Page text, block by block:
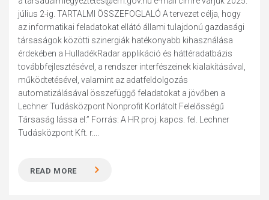
július 2-ig. TARTALMI ÖSSZEFOGLALÓ A tervezet célja, hogy
az informatikai feladatokat ellátó állami tulajdonú gazdasági
társaságok közötti szinergiák hatékonyabb kihasználása
érdekében a HulladékRadar applikáció és háttéradatbázis
továbbfejlesztésével, a rendszer interfészeinek kialakításával,
működtetésével, valamint az adatfeldolgozás
automatizálásával összefüggő feladatokat a jövőben a
Lechner Tudásközpont Nonprofit Korlátolt Felelősségű
Társaság lássa el.” Forrás: A HR proj. kapcs. fel. Lechner
Tudásközpont Kft. r....
READ MORE